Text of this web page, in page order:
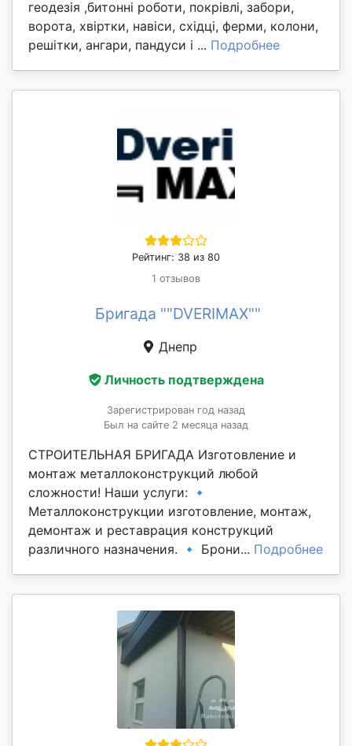
геодезія ,битонні роботи, покрівлі, забори,
ворота, хвіртки, навіси, східці, ферми, колони,
решітки, ангари, пандуси і ... Подробнее
Рейтинг: 38 из 80
1 отзывов
Бригада ""DVERIMAX""
Днепр
Личность подтверждена
Зарегистрирован год назад
Был на сайте 2 месяца назад
СТРОИТЕЛЬНАЯ БРИГАДА Изготовление и
монтаж металлоконструкций любой
сложности! Наши услуги: 🔹
Металлоконструкции изготовление, монтаж,
демонтаж и реставрация конструкций
различного назначения. 🔹 Брони... Подробнее